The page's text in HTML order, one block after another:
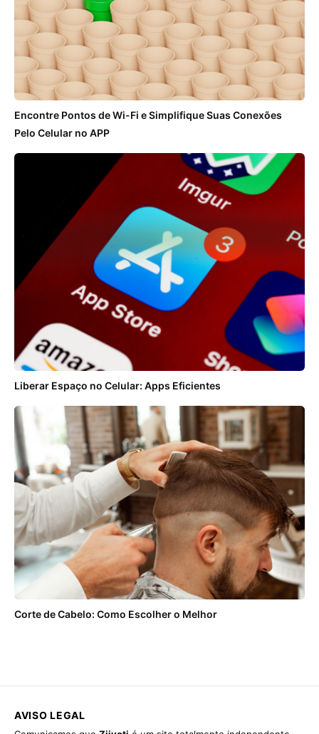
Encontre Pontos de Wi-Fi e Simplifique Suas Conexões
Pelo Celular no APP
Liberar Espaço no Celular: Apps Eficientes
Corte de Cabelo: Como Escolher o Melhor
AVISO LEGAL